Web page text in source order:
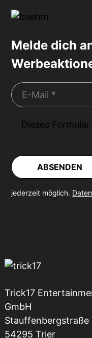
Melde dich
Dieses
ABSENDEN
jederzeit möglich.
Trick17
GmbH
Stauffenbergstraße
54295 Trier